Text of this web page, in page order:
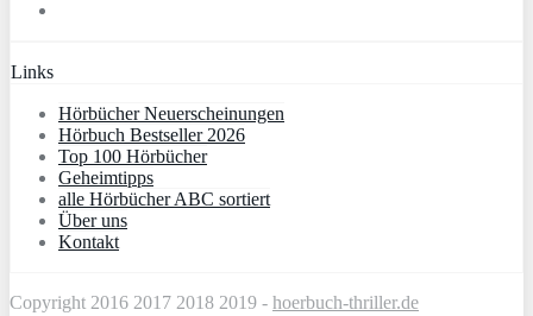
Links
Hörbücher Neuerscheinungen
Hörbuch Bestseller 2026
Top 100 Hörbücher
Geheimtipps
alle Hörbücher ABC sortiert
Über uns
Kontakt
Copyright 2016 2017 2018 2019 - hoerbuch-thriller.de